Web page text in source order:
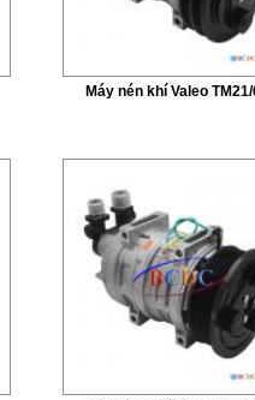
Máy nén khí Valeo